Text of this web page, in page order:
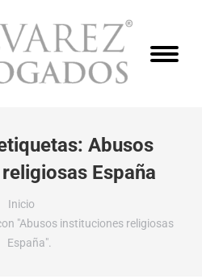
Abusos
España
Inicio
"Abusos instituciones religiosas
España".